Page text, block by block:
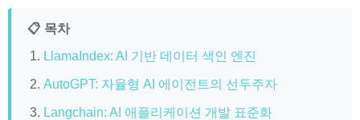
📋 목차
LlamaIndex: AI 기반 데이터 색인 엔진
AutoGPT: 자율형 AI 에이전트의 선두주자
Langchain: AI 애플리케이션 개발 표준화